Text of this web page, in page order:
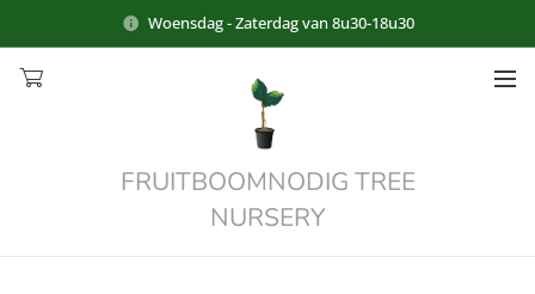
Woensdag - Zaterdag van 8u30-18u30
FRUITBOOMNODIG TREE
NURSERY